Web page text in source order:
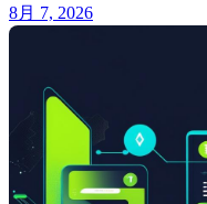
8月 7, 2026